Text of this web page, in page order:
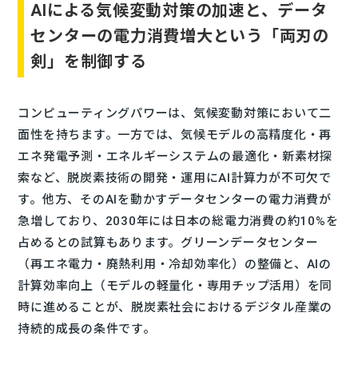
AIによる気候変動対策の加速と、データ
センターの電力消費増大という「両刃の
剣」を制御する
コンピューティングパワーは、気候変動対策において二
面性を持ちます。一方では、気候モデルの高精度化・再
エネ発電予測・エネルギーシステムの最適化・新素材探
索など、脱炭素技術の開発・運用にAI計算力が不可欠で
す。他方、そのAIを動かすデータセンターの電力消費が
急増しており、2030年には日本の総電力消費の約10%を
占めるとの試算もあります。グリーンデータセンター
（再エネ電力・廃熱利用・冷却効率化）の整備と、AIの
計算効率向上（モデルの軽量化・専用チップ活用）を同
時に進めることが、脱炭素社会におけるデジタル産業の
持続的成長の条件です。